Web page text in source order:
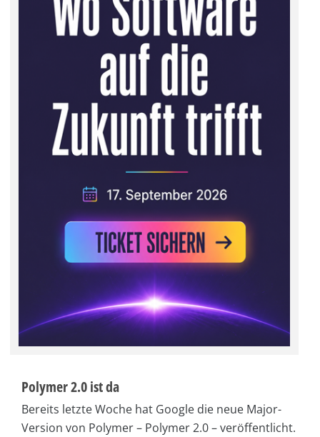
Polymer 2.0 ist da
Bereits letzte Woche hat Google die neue Major-
Version von Polymer – Polymer 2.0 – veröffentlicht.